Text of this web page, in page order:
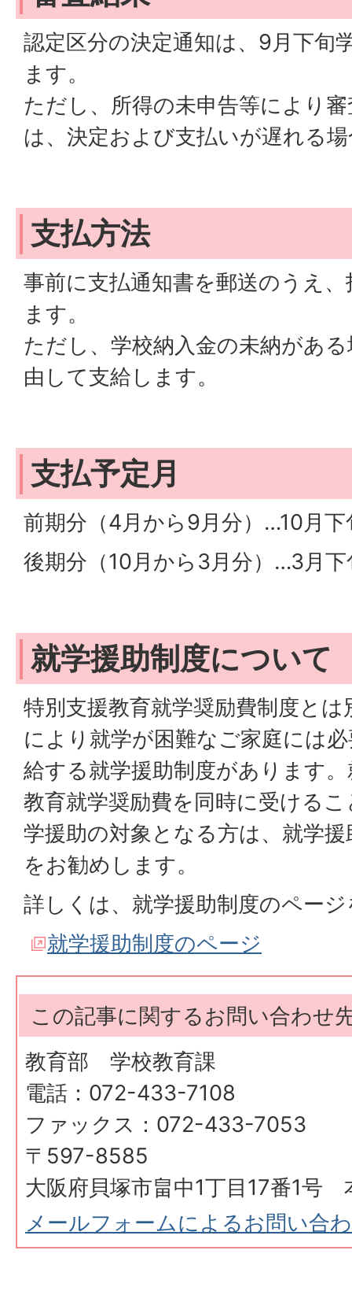
認定区分の決定通知は、9月下旬
ます。
ただし、所得の未申告等により
は、決定および支払いが遅れる
支払方法
事前に支払通知書を郵送のうえ
ます。
ただし、学校納入金の未納があ
由して支給します。
支払予定月
前期分（4月から9月分）…10月下
後期分（10月から3月分）…3月下
就学援助制度について
特別支援教育就学奨励費制度と
により就学が困難なご家庭には
給する就学援助制度があります
教育就学奨励費を同時に受ける
学援助の対象となる方は、就学
をお勧めします。
詳しくは、就学援助制度のペー
就学援助制度のページ
この記事に関するお問い合わせ
教育部 学校教育課
電話：072-433-7108
ファックス：072-433-7053
〒597-8585
大阪府貝塚市畠中1丁目17番1号
メールフォームによるお問い合